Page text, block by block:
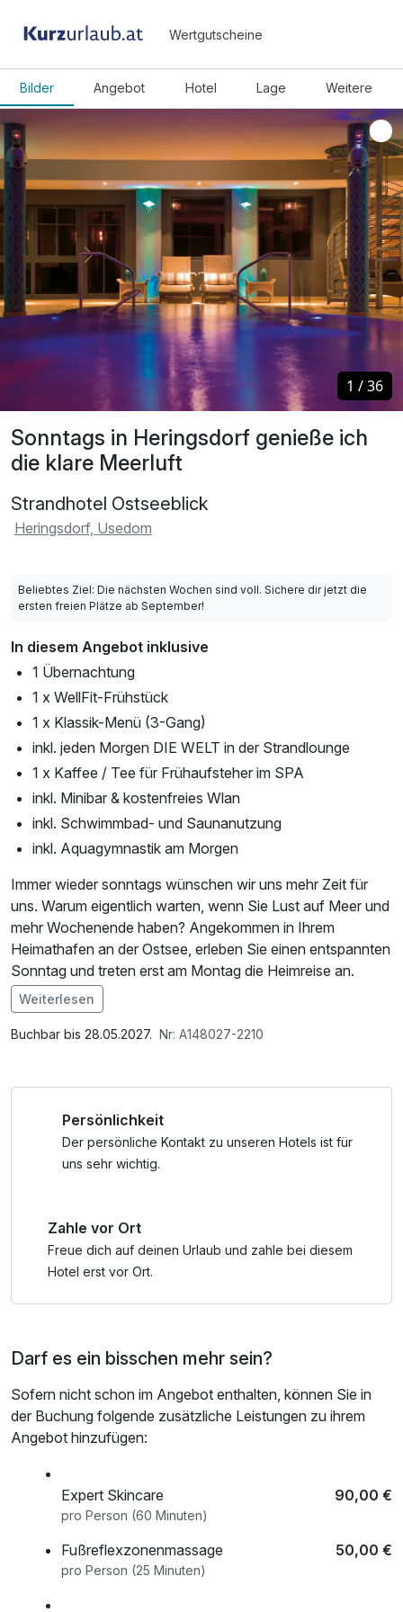
Wertgutscheine
Bilder Angebot Hotel Lage Weitere
Sonntags in Heringsdorf genieße ich
die klare Meerluft
Strandhotel Ostseeblick
Heringsdorf, Usedom
1 /36
1 /36
Beliebtes Ziel: Die nächsten Wochen sind voll. Sichere dir jetzt die
ersten freien Plätze ab September!
In diesem Angebot inklusive
1 Übernachtung
1 x WellFit-Frühstück
1 x Klassik-Menü (3-Gang)
inkl. jeden Morgen DIE WELT in der Strandlounge
1 x Kaffee / Tee für Frühaufsteher im SPA
inkl. Minibar & kostenfreies Wlan
inkl. Schwimmbad- und Saunanutzung
inkl. Aquagymnastik am Morgen
Immer wieder sonntags wünschen wir uns mehr Zeit für
uns. Warum eigentlich warten, wenn Sie Lust auf Meer und
mehr Wochenende haben? Angekommen in Ihrem
Heimathafen an der Ostsee, erleben Sie einen entspannten
Sonntag und treten erst am Montag die Heimreise an.
Im Angebot enthalten
Saunabenutzung, Leihbademantel, 1 x gefüllte Minibar,
Badetasche mit Bademantel und -tücher
Weiterlesen
Buchbar bis 28.05.2027. Nr: A148027-2210
Persönlichkeit
Der persönliche Kontakt zu unseren Hotels ist für
uns sehr wichtig.
Zahle vor Ort
Freue dich auf deinen Urlaub und zahle bei diesem
Hotel erst vor Ort.
Darf es ein bisschen mehr sein?
Sofern nicht schon im Angebot enthalten, können Sie in
der Buchung folgende zusätzliche Leistungen zu ihrem
Angebot hinzufügen:
Expert Skincare 90,00 €
pro Person (60 Minuten)
Fußreflexzonenmassage 50,00 €
pro Person (25 Minuten)